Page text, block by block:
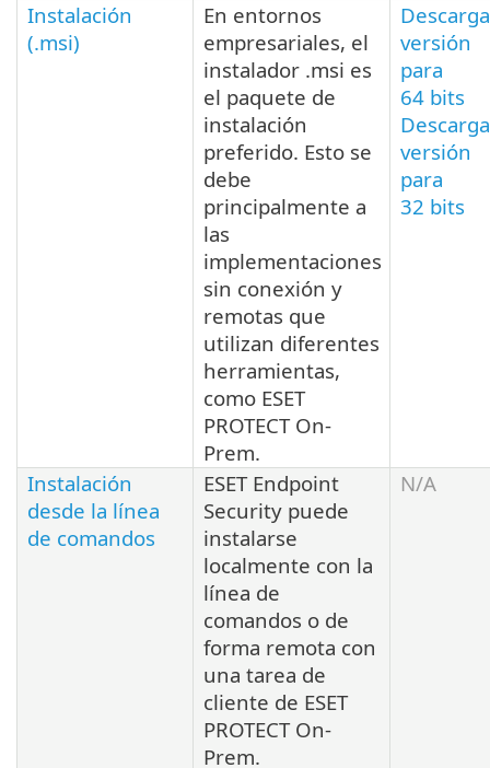
Instalación
(.msi)
En entornos
empresariales, el
instalador .msi es
el paquete de
instalación
preferido. Esto se
debe
principalmente a
las
implementaciones
sin conexión y
remotas que
utilizan diferentes
herramientas,
como ESET
PROTECT On-
Prem.
versión
para
64 bits
versión
para
32 bits
Instalación
desde la línea
de comandos
ESET Endpoint
Security puede
instalarse
localmente con la
línea de
comandos o de
forma remota con
una tarea de
cliente de ESET
PROTECT On-
Prem.
N/A